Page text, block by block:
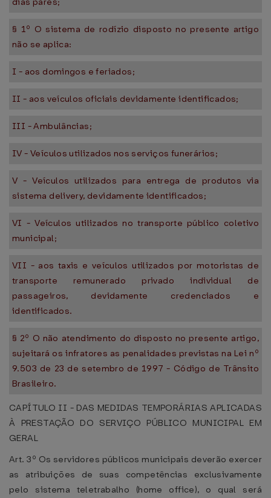
§ 1º O sistema de rodízio disposto no presente artigo
não se aplica:
I - aos domingos e feriados;
II - aos veículos oficiais devidamente identificados;
III - Ambulâncias;
IV - Veículos utilizados nos serviços funerários;
V - Veículos utilizados para entrega de produtos via
sistema delivery, devidamente identificados;
VI - Veículos utilizados no transporte público coletivo
municipal;
VII - aos taxis e veículos utilizados por motoristas de
transporte remunerado privado individual de
passageiros, devidamente credenciados e
identificados.
§ 2º O não atendimento do disposto no presente artigo,
sujeitará os infratores as penalidades previstas na Lei nº
9.503 de 23 de setembro de 1997 - Código de Trânsito
Brasileiro.
CAPÍTULO II - DAS MEDIDAS TEMPORÁRIAS APLICADAS
À PRESTAÇÃO DO SERVIÇO PÚBLICO MUNICIPAL EM
GERAL
Art. 3º Os servidores públicos municipais deverão exercer
as atribuições de suas competências exclusivamente
pelo sistema teletrabalho (home office), o qual será